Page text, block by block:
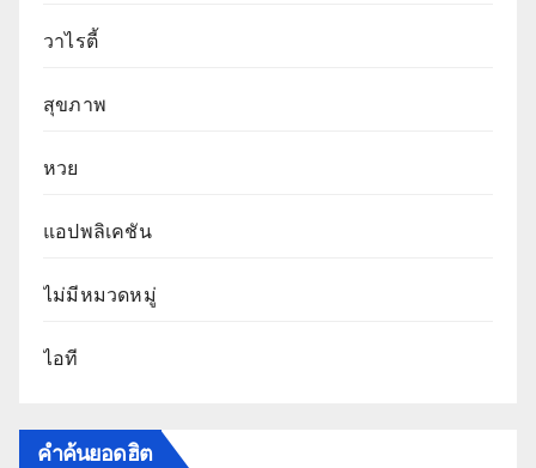
วาไรตี้
สุขภาพ
หวย
แอปพลิเคชัน
ไม่มีหมวดหมู่
ไอที
คำค้นยอดฮิต